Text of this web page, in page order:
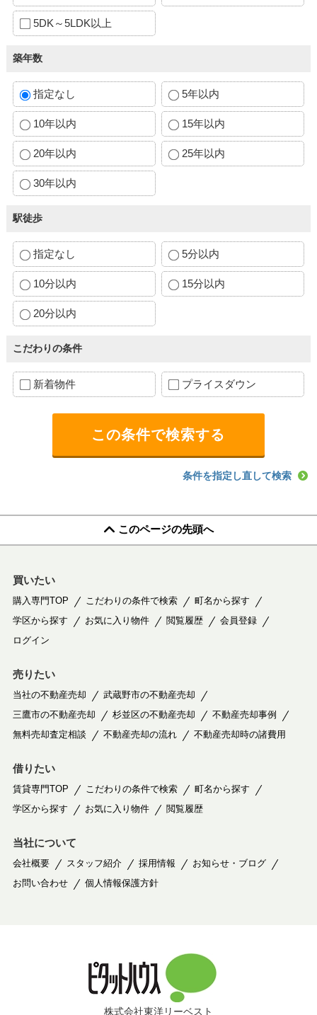
5DK～5LDK以上
築年数
指定なし 5年以内
10年以内 15年以内
20年以内 25年以内
30年以内
駅徒歩
指定なし 5分以内
10分以内 15分以内
20分以内
こだわりの条件
新着物件 プライスダウン
条件を指定し直して検索
このページの先頭へ
買いたい
購入専門TOP こだわりの条件で検索
町名から探す
学区から探す
お気に入り物件 閲覧履歴
会員登録
ログイン
売りたい
当社の不動産売却
武蔵野市の不動産売却
三鷹市の不動産売却
杉並区の不動産売却
不動産売却事例
無料売却査定相談
不動産売却の流れ 不動産売却時の諸費用
借りたい
賃貸専門TOP こだわりの条件で検索
町名から探す
学区から探す
お気に入り物件 閲覧履歴
当社について
会社概要 スタッフ紹介 採用情報
お知らせ・ブログ
お問い合わせ
個人情報保護方針
株式会社東洋リーベスト